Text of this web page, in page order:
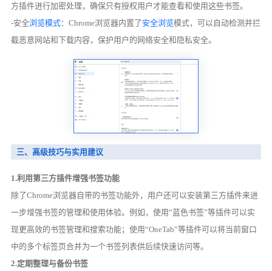
方插件进行加密处理，确保只有授权用户才能查看和使用这些书签。
-安全浏览模式：Chrome浏览器内置了安全浏览模式，可以自动检测并拦
截恶意网站和下载内容，保护用户的网络安全和隐私安全。
三、高级技巧与实用建议
1.利用第三方插件增强书签功能
除了Chrome浏览器自带的书签功能外，用户还可以安装第三方插件来进
一步增强书签的管理和使用体验。例如，使用“蓝色书签”等插件可以实
现更高效的书签管理和搜索功能；使用“OneTab”等插件可以将当前窗口
中的多个标签页合并为一个书签列表供后续快速访问等。
2.定期整理与备份书签